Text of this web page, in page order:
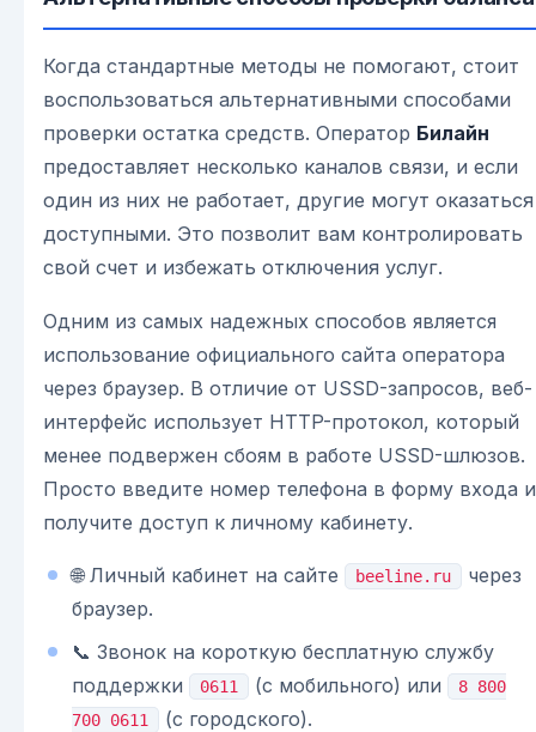
Когда стандартные методы не помогают, стоит
воспользоваться альтернативными способами
проверки остатка средств. Оператор Билайн
предоставляет несколько каналов связи, и если
один из них не работает, другие могут оказаться
доступными. Это позволит вам контролировать
свой счет и избежать отключения услуг.
Одним из самых надежных способов является
использование официального сайта оператора
через браузер. В отличие от USSD-запросов, веб-
интерфейс использует HTTP-протокол, который
менее подвержен сбоям в работе USSD-шлюзов.
Просто введите номер телефона в форму входа и
получите доступ к личному кабинету.
🌐 Личный кабинет на сайте beeline.ru
через
браузер.
📞 Звонок на короткую бесплатную службу
поддержки
0611 (с мобильного) или
8 800
700 0611
(с городского).